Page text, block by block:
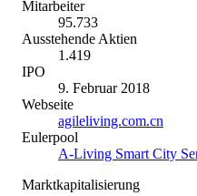
Mitarbeiter
95.733
Ausstehende Aktien
1.419
IPO
9. Februar 2018
Webseite
agileliving.com.cn
Eulerpool
A-Living Smart City
Marktkapitalisierung